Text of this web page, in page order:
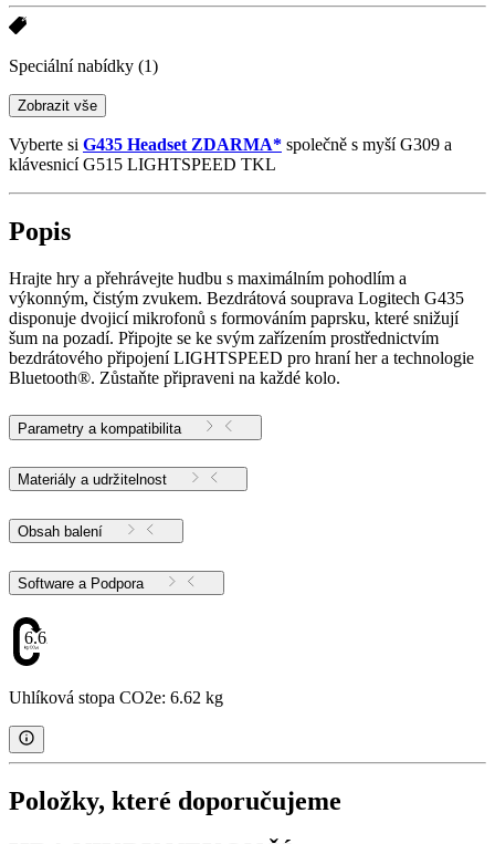
Speciální nabídky (1)
Zobrazit vše
Vyberte si G435 Headset ZDARMA* společně s myší G309 a
klávesnicí G515 LIGHTSPEED TKL
Popis
Hrajte hry a přehrávejte hudbu s maximálním pohodlím a
výkonným, čistým zvukem. Bezdrátová souprava Logitech G435
disponuje dvojicí mikrofonů s formováním paprsku, které snižují
šum na pozadí. Připojte se ke svým zařízením prostřednictvím
bezdrátového připojení LIGHTSPEED pro hraní her a technologie
Bluetooth®. Zůstaňte připraveni na každé kolo.
Parametry a kompatibilita
Materiály a udržitelnost
Obsah balení
Software a Podpora
6.62
Uhlíková stopa CO2e: 6.62 kg
Položky, které doporučujeme